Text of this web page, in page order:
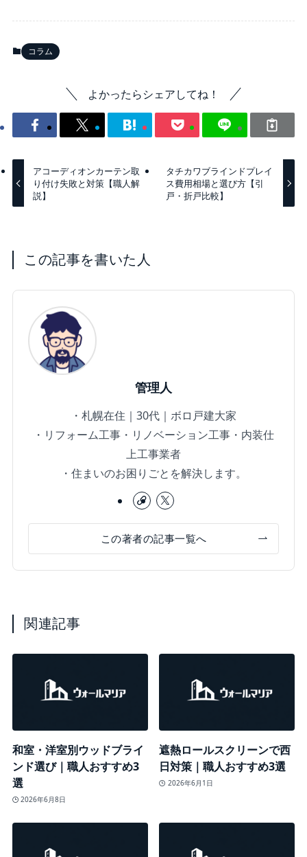
コラム
よかったらシェアしてね！
アコーディオンカーテン取
り付け失敗と対策【職人解
説】
タチカワブラインドプレイ
ス費用相場と選び方【引
戸・折戸比較】
この記事を書いた人
管理人
・札幌在住｜30代｜ボロ戸建大家
・リフォーム工事・リノベーション工事・内装仕
上工事業者
・住まいのお困りごとを解決します。
この著者の記事一覧へ
関連記事
和室・洋室別ウッドブライ
ンド選び｜職人おすすめ3
選
2026年6月8日
遮熱ロールスクリーンで西
日対策｜職人おすすめ3選
2026年6月1日